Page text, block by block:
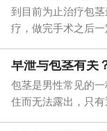
到目前为止治疗包
疗，做完手术之后
早泄与包茎有关
包茎是男性常见的
住而无法露出，只